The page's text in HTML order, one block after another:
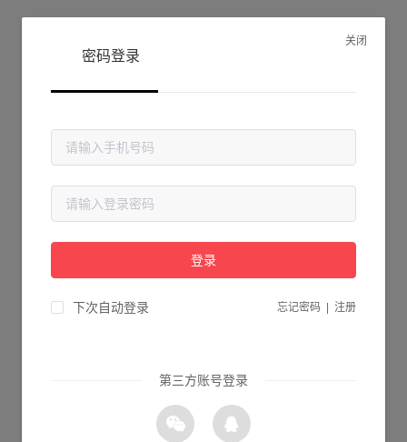
抱歉!
请检查您输入的网址是否正确，或点击下面的按钮返回首页。
关闭
密码登录
登录
下次自动登录 忘记密码 注册
第三方账号登录